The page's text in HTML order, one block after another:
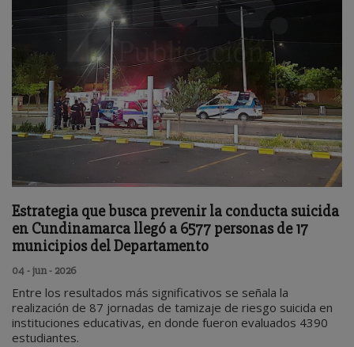
Estrategia que busca prevenir la conducta suicida
en Cundinamarca llegó a 6577 personas de 17
municipios del Departamento
04 - jun - 2026
Entre los resultados más significativos se señala la
realización de 87 jornadas de tamizaje de riesgo suicida en
instituciones educativas, en donde fueron evaluados 4390
estudiantes.